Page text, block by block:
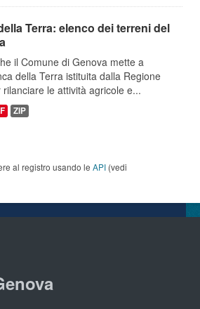
Terra: elenco dei terreni del
il Comune di Genova mette a
della Terra istituita dalla Regione
le attività agricole e...
ZIP
al registro usando le API (vedi